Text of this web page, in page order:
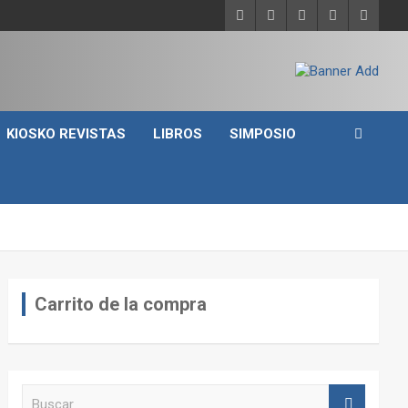
KIOSKO REVISTAS LIBROS SIMPOSIO
Carrito de la compra